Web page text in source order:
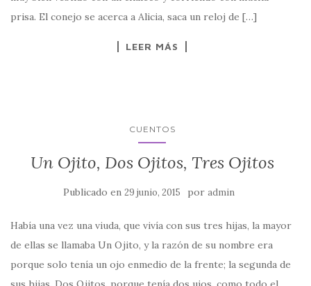
prisa. El conejo se acerca a Alicia, saca un reloj de […]
LEER MÁS
CUENTOS
Un Ojito, Dos Ojitos, Tres Ojitos
Publicado en 29 junio, 2015 por admin
Había una vez una viuda, que vivía con sus tres hijas, la mayor
de ellas se llamaba Un Ojito, y la razón de su nombre era
porque solo tenía un ojo enmedio de la frente; la segunda de